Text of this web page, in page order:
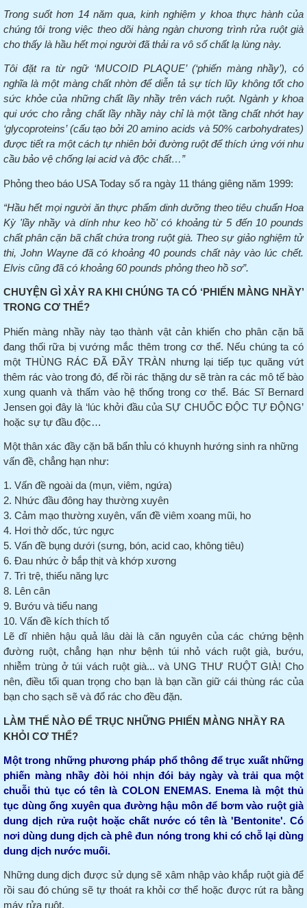
Trong suốt hơn 14 năm qua, kinh nghiệm y khoa thực hành của
chúng tôi trong việc theodõi hàng ngàn chương trình rửa ruột già
cho thấy là hầu hết mọi người đã thải ra vô số chất lạ lùng này.
Tôi đặt ra từ ngữ ‘MUCOID PLAQUE’ (‘phiến màng nhầy’), có
nghĩa là một màng chất nhờn để diễn tả sự tích lũy không tốt cho
sức khỏe của những chất lầy nhầy trên vách ruột. Ngành y khoa
qui ước cho rằng chất lầy nhầy này chỉ là một tầng chất nhớt hay
‘glycoproteins’ (cấu tạo bởi 20 amino acids và 50% carbohydrates)
được tiết ra một cách tự nhiên bởi đường ruột để thích ứng với nhu
cầu bảo vệ chống lại acid và độc chất…”
Phỏng theo báo USA Today số ra ngày 11 tháng giêng năm 1999:
“Hầu hết mọi người ăn thực phẩm dinh dưỡng theo tiêu chuẩn Hoa
Kỳ 'lầy nhầy và dính như keo hồ' có khoảng từ 5 đến 10 pounds
chất phân cặn bã chất chứa trong ruột già. Theo sự giảo nghiệm tử
thi, John Wayne đã có khoảng 40 pounds chất này vào lúc chết.
Elvis cũng đã có khoảng 60 pounds phỏng theo hồ sơ”.
CHUYỆN GÌ XẢY RA KHI CHÚNG TA CÓ ‘PHIẾN MÀNG NHẦY’
TRONG CƠ THỂ?
Phiến màng nhầy này tạo thành vật cản khiến cho phân cặn bã
đang thối rữa bị vướng mắc thêm trong cơ thể. Nếu chúng ta có
một THÙNG RÁC ĐÃ ĐẦY TRÀN nhưng lại tiếp tục quăng vứt
thêm rác vào trong đó, để rồi rác thặng dư sẽ tràn ra các mô tế bào
xung quanh và thấm vào hệ thống trong cơ thể. Bác Sĩ Bernard
Jensen gọi đây là ‘lúc khởi đầu của SỰ CHUỐC ĐỘC TỰ ĐỘNG’
hoặc sự tự đầu độc…
Một thân xác đầy cặn bã bẩn thỉu có khuynh hướng sinh ra những
vấn đề, chẳng hạn như:
1. Vấn đề ngoài da (mụn, viêm, ngứa)
2. Nhức đầu đông hay thường xuyên
3. Cảm mạo thường xuyên, vấn đề viêm xoang mũi, ho
4. Hơi thở dốc, tức ngực
5. Vấn đề bụng dưới (sưng, bón, acid cao, không tiêu)
6. Đau nhức ở bắp thịt và khớp xương
7. Trì trệ, thiếu năng lực
8. Lên cân
9. Bướu và tiểu nang
10. Vấn đề kích thích tố
Lẽ dĩ nhiên hậu quả lâu dài là căn nguyên của các chứng bệnh
đường ruột, chẳng hạn như bệnh túi nhỏ vách ruột già, bướu,
nhiễm trùng ở túi vách ruột già... và UNG THƯ RUỘT GIÀ! Cho
nên, điều tối quan trọng cho bạn là bạn cần giữ cái thùng rác của
bạn cho sạch sẽ và đổ rác cho đều đặn.
LÀM THẾ NÀO ĐỂ TRỤC NHỮNG PHIẾN MÀNG NHẦY RA
KHỎI CƠ THỂ?
Một trong những phương pháp phổ thông để trục xuất những
phiến màng nhầy đòi hỏi nhịn đói bảy ngày và trải qua một
chuỗi thủ tục có tên là COLON ENEMAS. Enema là một thủ
tục dùng ống xuyên qua đường hậu môn để bơm vào ruột già
dung dịch rửa ruột hoặc chất nước có tên là 'Bentonite'. Có
nơi dùng dung dịch cà phê đun nóng trong khi có chỗ lại dùng
dung dịch nước muối.
Những dung dịch được sử dụng sẽ xâm nhập vào khắp ruột già để
rồi sau đó chúng sẽ tự thoát ra khỏi cơ thể hoặc được rút ra bằng
máy rửa ruột.